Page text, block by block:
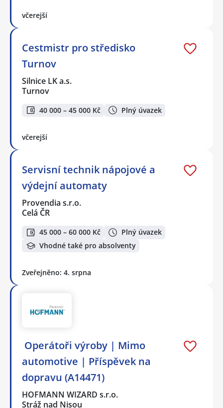
včerejší
Cestmistr pro středisko
Turnov
Silnice LK a.s.
Turnov
40 000 – 45 000 Kč Plný úvazek
včerejší
Servisní technik nápojové a
výdejní automaty
Provendia s.r.o.
Celá ČR
45 000 – 60 000 Kč
Plný úvazek
Vhodné také pro absolventy
Zveřejněno: 4. srpna
️ Operátoři výroby | Mimo
automotive | Příspěvek na
dopravu (A14471)
HOFMANN WIZARD s.r.o.
Stráž nad Nisou